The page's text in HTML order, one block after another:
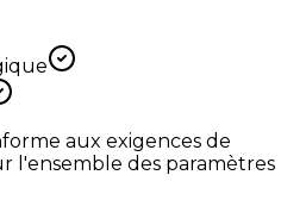
aux exigences de
l'ensemble des paramètres